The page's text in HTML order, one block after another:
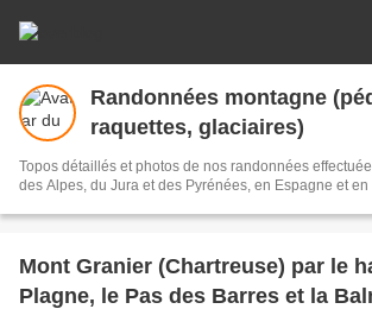
Randonnées montagne
raquettes, glaciaires)
Topos détaillés et photos de nos randonnées
des Alpes, du Jura et des Pyrénées, en Espagne et en
Mont Granier (Chartreuse) par le
Plagne, le Pas des Barres et la